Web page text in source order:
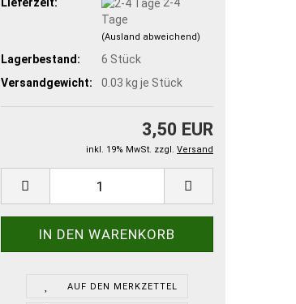
Tage
(Ausland abweichend)
Lagerbestand: 6 Stück
Versandgewicht:
0.03 kg je Stück
3,50 EUR
inkl. 19% MwSt. zzgl. Versand
AUF DEN MERKZETTEL